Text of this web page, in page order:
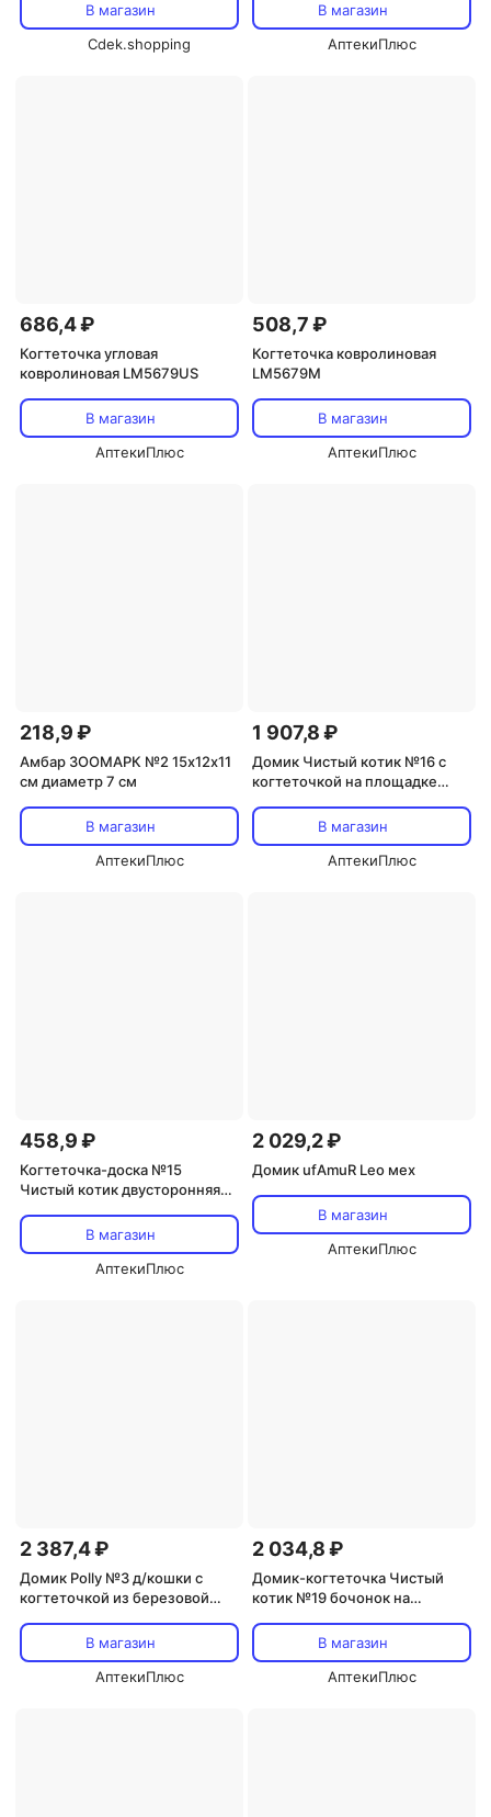
В магазин
Cdek.shopping
В магазин
АптекиПлюс
686,4 ₽
Когтеточка угловая
ковролиновая LM5679US
В магазин
АптекиПлюс
508,7 ₽
Когтеточка ковролиновая
LM5679M
В магазин
АптекиПлюс
218,9 ₽
Амбар ЗООМАРК №2 15х12х11
см диаметр 7 см
В магазин
АптекиПлюс
1 907,8 ₽
Домик Чистый котик №16 с
когтеточкой на площадке
В магазин
АптекиПлюс
458,9 ₽
Когтеточка-доска №15
Чистый котик двусторонняя
В магазин
АптекиПлюс
2 029,2 ₽
Домик ufAmuR Leo мех
В магазин
АптекиПлюс
2 387,4 ₽
Домик Polly №3 д/кошки с
когтеточкой из березовой
В магазин
АптекиПлюс
2 034,8 ₽
Домик-когтеточка Чистый
котик №19 бочонок на
В магазин
АптекиПлюс